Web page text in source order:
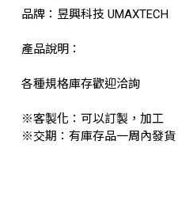
品牌：昱興科技 UMAXTECH
產品說明：
各種規格庫存歡迎洽詢
※客製化：可以訂製，加工
※交期：有庫存品一周內發貨